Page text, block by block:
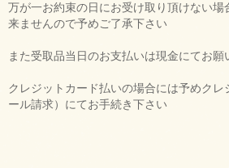
万が一お約束の日にお受け取り頂けない場
来ませんので予めご了承下さい
また受取品当日のお支払いは現金にてお願
クレジットカード払いの場合には予めクレ
ール請求）にてお手続き下さい